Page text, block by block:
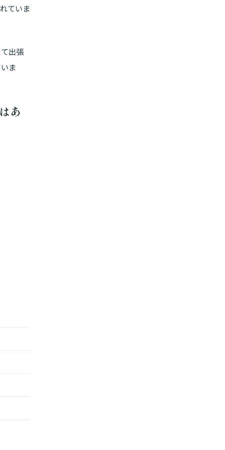
ていま
出張
ま
あ